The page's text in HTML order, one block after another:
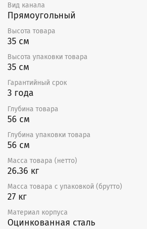
Вид канала
Прямоугольный
Высота товара
35 см
Высота упаковки товара
35 см
Гарантийный срок
3 года
Глубина товара
56 см
Глубина упаковки товара
56 см
Масса товара (нетто)
26.36 кг
Масса товара с упаковкой (брутто)
27 кг
Материал корпуса
Оцинкованная сталь